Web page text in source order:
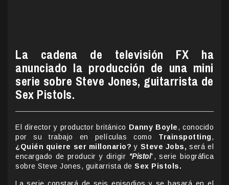
La cadena de televisión FX ha
anunciado la producción de una mini
serie sobre Steve Jones, guitarrista de
Sex Pistols.
El director y productor británico Danny Boyle, conocido
por su trabajo en películas como Trainspotting,
¿Quién quiere ser millonario?y Steve Jobs, será el
encargado de producir y dirigir “Pistol”, serie biográfica
sobre Steve Jones, guitarrista de Sex Pistols.